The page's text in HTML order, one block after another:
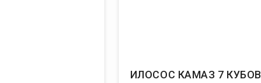
ИЛОСОС КАМАЗ 7 КУБОВ